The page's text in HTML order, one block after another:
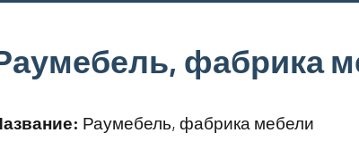
фабрика
Раумебель, фабрика мебели